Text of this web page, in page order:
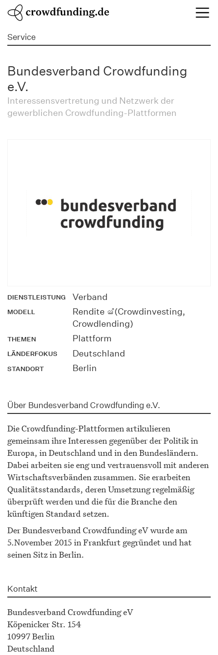
Service
Bundesverband Crowdfunding
e.V.
Interessensvertretung und Netzwerk der
gewerblichen Crowdfunding-Plattformen
DIENSTLEISTUNG Verband
MODELL Rendite
(Crowdinvesting,
Crowdlending)
THEMEN Plattform
LÄNDERFOKUS Deutschland
STANDORT Berlin
Über Bundesverband Crowdfunding e.V.
Die Crowdfunding-Plattformen artikulieren
gemeinsam ihre Interessen gegenüber der Politik in
Europa, in Deutschland und in den Bundesländern.
Dabei arbeiten sie eng und vertrauensvoll mit anderen
Wirtschaftsverbänden zusammen. Sie erarbeiten
Qualitätsstandards, deren Umsetzung regelmäßig
überprüft werden und die für die Branche den
künftigen Standard setzen.
Der Bundesverband Crowdfunding eV wurde am
5.November 2015 in Frankfurt gegründet und hat
seinen Sitz in Berlin.
Kontakt
Bundesverband Crowdfunding eV
Köpenicker Str. 154
10997 Berlin
Deutschland